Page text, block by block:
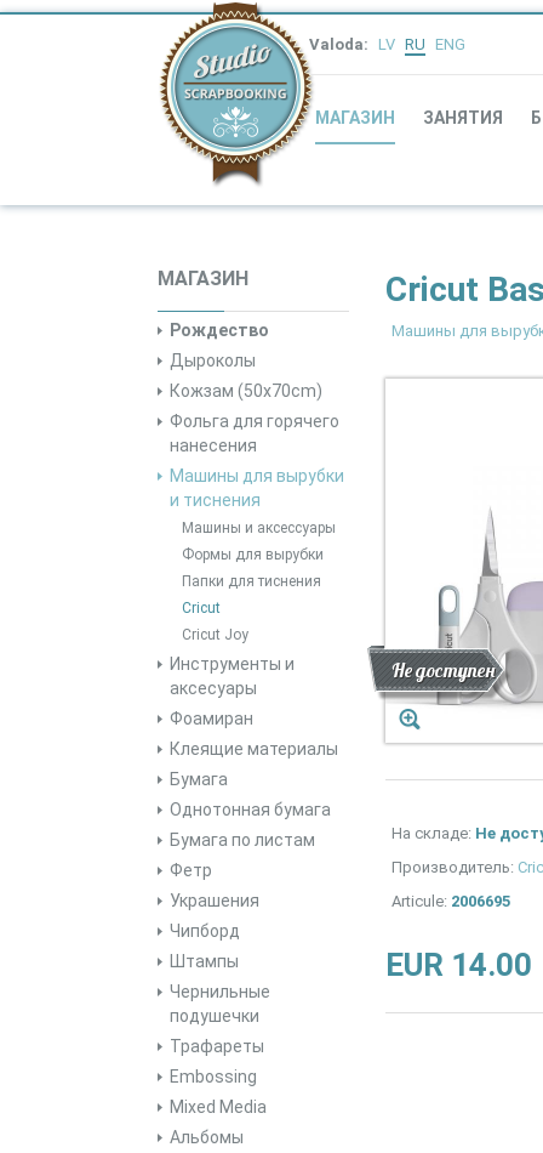
Valoda: LV RU ENG
МАГАЗИН ЗАНЯТИЯ
МАГАЗИН
Рождество
Дыроколы
Кожзам (50x70cm)
Фольга для горячего
нанесения
Машины для вырубки
и тиснения
Машины и аксессуары
Формы для вырубки
Папки для тиснения
Cricut
Cricut Joy
Инструменты и
аксесуары
Фоамиран
Клеящие материалы
Бумага
Однотонная бумага
Бумага по листам
Фетр
Украшения
Чипборд
Штампы
Чернильные
подушечки
Трафареты
Embossing
Mixed Media
Альбомы
Cricut
Машины для
Скидка
Новинка
Не доступен
На складе: Не
Производитель:
Articule: 2006695
EUR 14.00